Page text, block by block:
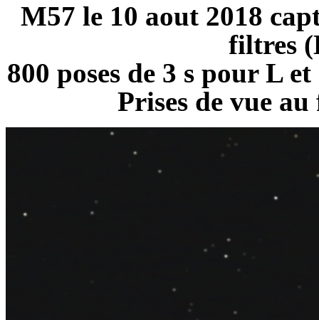
M57 le 10 aout 2018
filtres
800 poses de 3 s pour L
Prises de vue